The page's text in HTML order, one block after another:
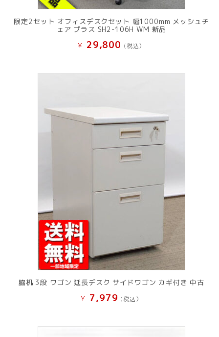
限定2セット オフィスデスクセット 幅1000mm メッシュチ
ェア プラス SH2-106H WM 新品
¥ 29,800 (税込）
脇机 3段 ワゴン 延長デスク サイドワゴン カギ付き 中古
¥ 7,979 (税込）